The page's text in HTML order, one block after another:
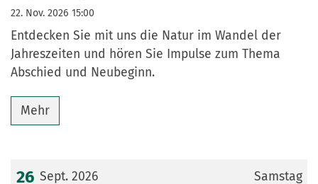
22. Nov. 2026 15:00
Entdecken Sie mit uns die Natur im Wandel der
Jahreszeiten und hören Sie Impulse zum Thema
Abschied und Neubeginn.
Mehr
Samstag
26 Sept. 2026